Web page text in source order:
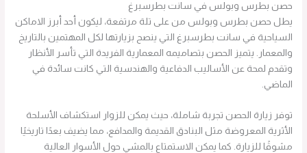
حصن بطرس وبولس في سانت بطرسبرغ
يطل حصن بطرس وبولس من على تلة مرتفعة، ليكون أحد أبرز الاماكن
السياحية في سانت بطرسبرغ التي ينصح بزيارتها لكل المهتمين بالتاريخ
والمعمار. يتميز الحصن بتصاميمه المعمارية الفريدة التي تأسر الأنظار
وتقدم لمحة عن الأساليب الدفاعية والهندسية التي كانت سائدة في
الماضي.
توفر زيارة الحصن تجربة شاملة، حيث يمكن للزوار استكشاف الأسلحة
الأثرية المعروضة مثل البنادق القديمة والمدافع، مما يضيف بعدًا تاريخيًا
مشوقًا للزيارة. كما يمكن الاستمتاع بالمشي حول الأسوار العالية